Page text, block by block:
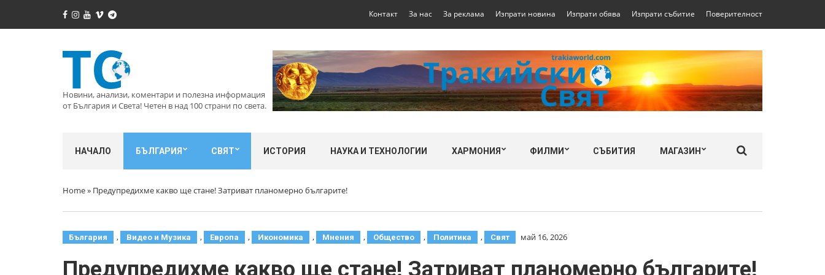
Контакт За нас За реклама Изпрати новина Изпрати обява Изпрати събитие Поверителност
Новини, анализи, коментари и полезна информация
от България и Света! Четен в над 100 страни по света.
НАЧАЛО БЪЛГАРИЯ СВЯТ ИСТОРИЯ НАУКА И ТЕХНОЛОГИИ ХАРМОНИЯ ФИЛМИ СЪБИТИЯ МАГАЗИН
Home» Предупредихме какво ще стане! Затриват планомерно българите!
България , Видео и Музика , Европа , Икономика , Мнения , Общество , Политика , Свят май 16, 2026
Предупредихме какво ще стане! Затриват планомерно българите!